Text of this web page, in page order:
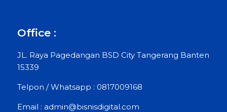
Office :
JL. Raya Pagedangan BSD City Tangerang Banten
15339
Telpon / Whatsapp : 0817009168
Email : admin@bisnisdigital.com